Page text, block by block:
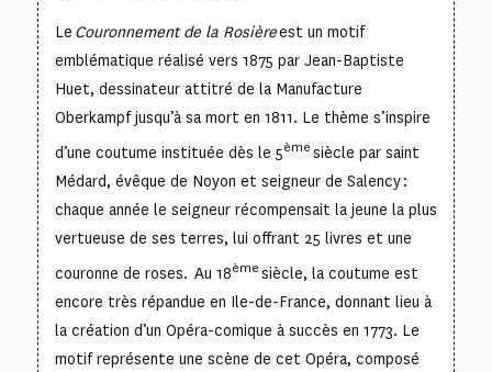
Le Couronnement de la Rosièreest un motif
emblématique réalisé vers 1875 par Jean-Baptiste
Huet, dessinateur attitré de la Manufacture
Oberkampf jusqu’à sa mort en 1811. Le thème s’inspire
d’une coutume instituée dès le 5èmesiècle par saint
Médard, évêque de Noyon et seigneur de Salency :
chaque année le seigneur récompensait la jeune la plus
vertueuse de ses terres, lui offrant 25 livres et une
couronne de roses. Au 18èmesiècle, la coutume est
encore très répandue en Ile-de-France, donnant lieu à
la création d’un Opéra-comique à succès en 1773. Le
motif représente une scène de cet Opéra, composé